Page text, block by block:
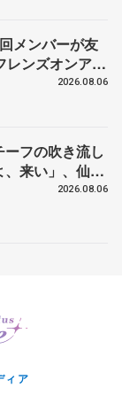
メンバーが友
ンズオンアイ
川梨絵さん、
2026.08.06
フの吹き流し
来い」、仙台
2026.08.06
ィア